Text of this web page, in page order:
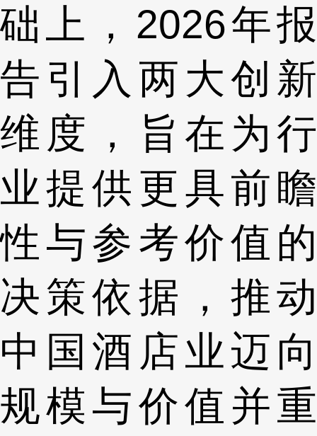
础上，2026年报
告引入两大创新
维度，旨在为行
业提供更具前瞻
性与参考价值的
决策依据，推动
中国酒店业迈向
规模与价值并重